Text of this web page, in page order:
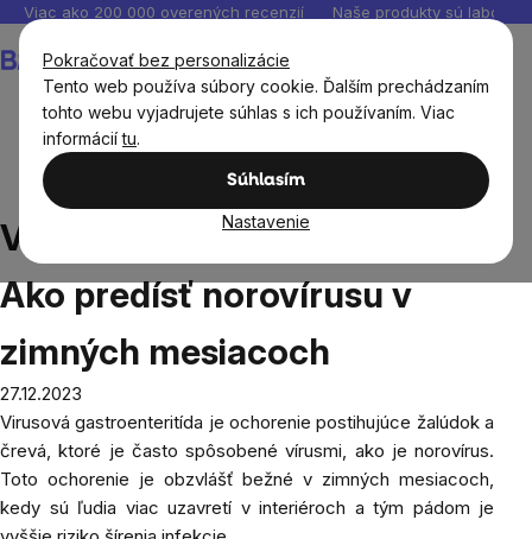
Pokračovať bez personalizácie
Tento web používa súbory cookie. Ďalším prechádzaním
tohto webu vyjadrujete súhlas s ich používaním. Viac
informáciítu.
Súhlasím
Nastavenie
Prejsť
obsah
Viac ako 200 000 overených recenzií Naše produkty sú
košík
Vírusová gastroenteritída. Ako predísť norovírusu v
zimných mesiacoch
Vírusová gastroenteritída.
Ako predísť norovírusu v
zimných mesiacoch
27.12.2023
Virusová gastroenteritída je ochorenie postihujúce žalúdok a
črevá, ktoré je často spôsobené vírusmi, ako je norovírus.
Toto ochorenie je obzvlášť bežné v zimných mesiacoch,
kedy sú ľudia viac uzavretí v interiéroch a tým pádom je